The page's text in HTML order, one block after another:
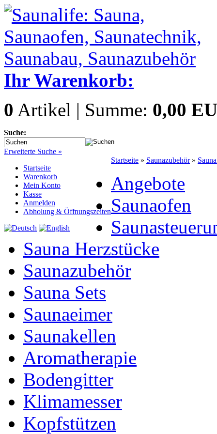
Ihr Warenkorb:
0 Artikel | Summe: 0,00
Suche:
Erweiterte Suche »
Startseite
Warenkorb
Mein Konto
Kasse
Anmelden
Abholung & Öffnungszeiten
Startseite » Saunazubehör»
Angebote
Saunaofen
Sauna Herzstücke
Saunazubehör
Sauna Sets
Saunaeimer
Saunakellen
Aromatherapie
Bodengitter
Klimamesser
Kopfstützen